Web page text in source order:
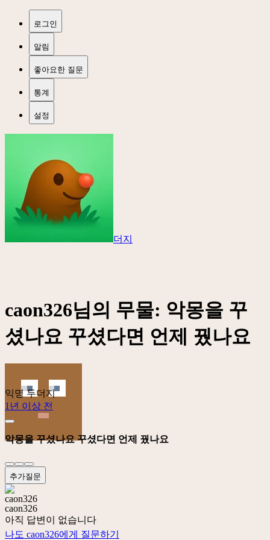
로그인
알림
좋아요한 질문
통계
설정
더지
caon326님의 무물: 악몽을 꾸
셨나요 꾸셨다면 언제 꿨나요
익명 두더지
1년 이상 전
악몽을 꾸셨나요 꾸셨다면 언제 꿨나요
추가질문
caon326
아직 답변이 없습니다
나도 caon326에게 질문하기